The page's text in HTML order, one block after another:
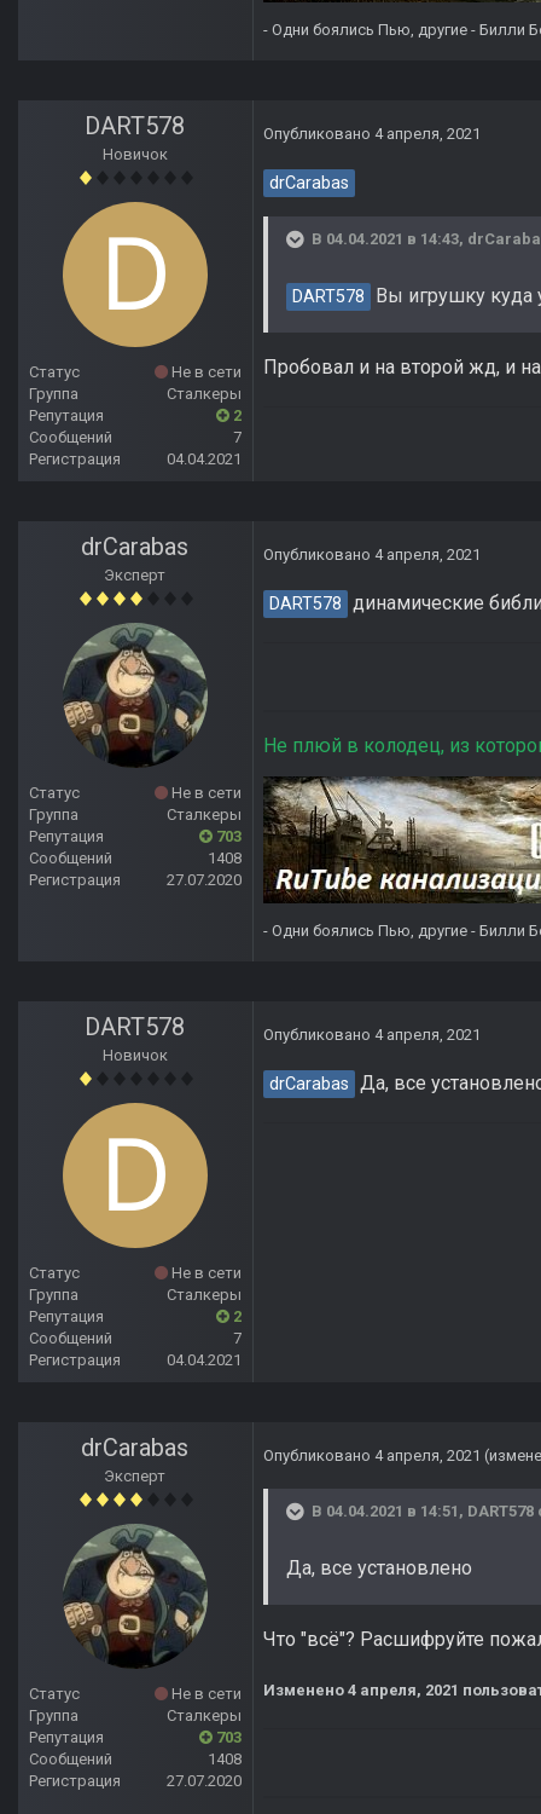
- Одни боялись Пью, другие - Билли
DART578
Новичок
Статус
Не в сети
Группа
Сталкеры
Репутация
2
Сообщений
7
Регистрация
04.04.2021
Опубликовано 4 апреля, 2021
drCarabas
В 04.04.2021 в 14:43,
DART578 Вы игрушку куда
Пробовал и на второй жд, и
drCarabas
Эксперт
Статус
Не в сети
Группа
Сталкеры
Репутация
703
Сообщений
1408
Регистрация
27.07.2020
Опубликовано 4 апреля, 2021
DART578 динамические
Не плюй в колодец, из
- Одни боялись Пью, другие - Билли
DART578
Новичок
Статус
Не в сети
Группа
Сталкеры
Репутация
2
Сообщений
7
Регистрация
04.04.2021
Опубликовано 4 апреля, 2021
drCarabas Да, все
drCarabas
Эксперт
Статус
Не в сети
Группа
Сталкеры
Репутация
703
Сообщений
1408
Регистрация
27.07.2020
Опубликовано 4 апреля, 2021
В 04.04.2021 в 14:51, DART578
Да, все установлено
Что "всё"? Расшифруйте
Изменено 4 апреля, 2021